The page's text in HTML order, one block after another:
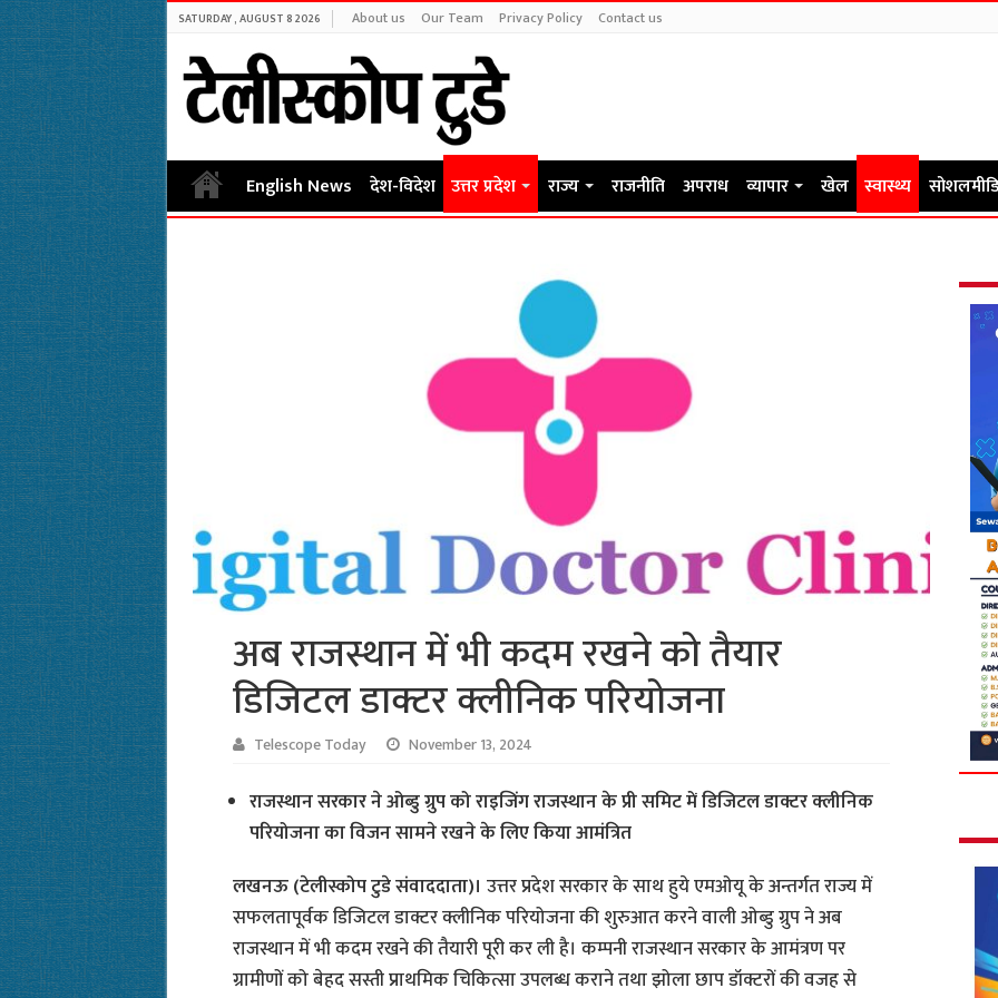
SATURDAY , AUGUST 8 2026 About us Our Team Privacy Policy Contact us
English News देश-विदेश उत्तर प्रदेश राज्य राजनीति अपराध व्यापार खेल स्वास्थ्य
अब राजस्थान में भी कदम रखने को तैयार
डिजिटल डाक्टर क्लीनिक परियोजना
Telescope Today November 13, 2024
राजस्थान सरकार ने ओब्डु ग्रुप को राइजिंग राजस्थान के प्री समिट में डिजिटल डाक्टर क्लीनिक
परियोजना का विजन सामने रखने के लिए किया आमंत्रित
लखनऊ (टेलीस्कोप टुडे संवाददाता)। उत्तर प्रदेश सरकार के साथ हुये एमओयू के अन्तर्गत राज्य में
सफलतापूर्वक डिजिटल डाक्टर क्लीनिक परियोजना की शुरुआत करने वाली ओब्डु ग्रुप ने अब
राजस्थान में भी कदम रखने की तैयारी पूरी कर ली है। कम्पनी राजस्थान सरकार के आमंत्रण पर
ग्रामीणों को बेहद सस्ती प्राथमिक चिकित्सा उपलब्ध कराने तथा झोला छाप डॉक्टरों की वजह से